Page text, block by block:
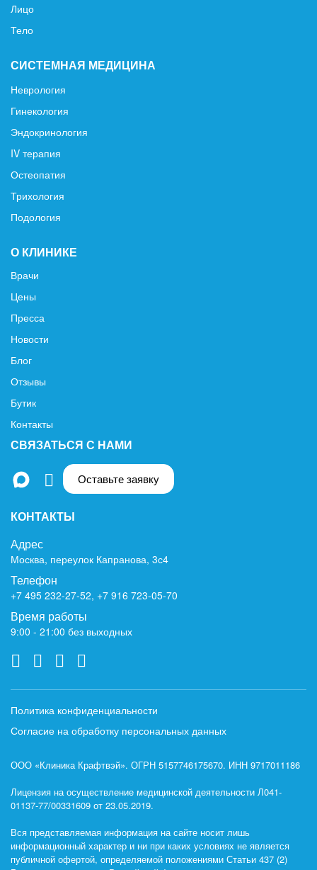
Лицо
Тело
СИСТЕМНАЯ МЕДИЦИНА
Неврология
Гинекология
Эндокринология
IV терапия
Остеопатия
Трихология
Подология
О КЛИНИКЕ
Врачи
Цены
Пресса
Новости
Блог
Отзывы
Бутик
Контакты
СВЯЗАТЬСЯ С НАМИ
Оставьте заявку
КОНТАКТЫ
Адрес
Москва, переулок Капранова, 3с4
Телефон
+7 495 232-27-52, +7 916 723-05-70
Время работы
9:00 - 21:00 без выходных
Политика конфиденциальности
Согласие на обработку персональных данных
ООО «Клиника Крафтвэй». ОГРН 5157746175670. ИНН 9717011186
Лицензия на осуществление медицинской деятельности Л041-
01137-77/00331609 от 23.05.2019.
Вся представляемая информация на сайте носит лишь
информационный характер и ни при каких условиях не является
публичной офертой, определяемой положениями Статьи 437 (2)